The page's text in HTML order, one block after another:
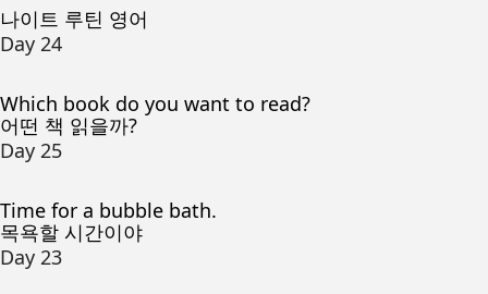
나이트 루틴 영어
Day 24
Which book do you want to read?
어떤 책 읽을까?
Day 25
Time for a bubble bath.
목욕할 시간이야
Day 23